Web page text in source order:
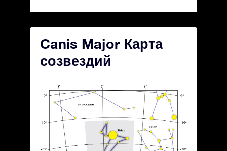
Canis Major Карта
созвездий